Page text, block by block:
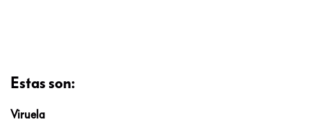
Estas son:
Viruela